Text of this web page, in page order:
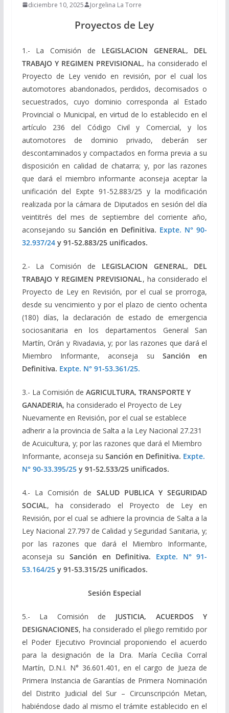
diciembre 10, 2025 Jorgelina La Torre
Proyectos de Ley
1.- La Comisión de LEGISLACION GENERAL, DEL
TRABAJO Y REGIMEN PREVISIONAL, ha considerado el
Proyecto de Ley venido en revisión, por el cual los
automotores abandonados, perdidos, decomisados o
secuestrados, cuyo dominio corresponda al Estado
Provincial o Municipal, en virtud de lo establecido en el
artículo 236 del Código Civil y Comercial, y los
automotores de dominio privado, deberán ser
descontaminados y compactados en forma previa a su
disposición en calidad de chatarra; y, por las razones
que dará el miembro informante aconseja aceptar la
unificación del Expte 91-52.883/25 y la modificación
realizada por la cámara de Diputados en sesión del día
veintitrés del mes de septiembre del corriente año,
aconsejando su Sanción en Definitiva. Expte. N° 90-
32.937/24y 91-52.883/25 unificados.
2.- La Comisión de LEGISLACION GENERAL, DEL
TRABAJO Y REGIMEN PREVISIONAL, ha considerado el
Proyecto de Ley en Revisión, por el cual se prorroga,
desde su vencimiento y por el plazo de ciento ochenta
(180) días, la declaración de estado de emergencia
sociosanitaria en los departamentos General San
Martín, Orán y Rivadavia, y; por las razones que dará el
Miembro Informante, aconseja su Sanción en
Definitiva. Expte. N° 91-53.361/25.
3.- La Comisión de AGRICULTURA, TRANSPORTE Y
GANADERIA, ha considerado el Proyecto de Ley
Nuevamente en Revisión, por el cual se establece
adherir a la provincia de Salta a la Ley Nacional 27.231
de Acuicultura, y; por las razones que dará el Miembro
Informante, aconseja su Sanción en Definitiva. Expte.
N° 90-33.395/25y 91-52.533/25 unificados.
4.- La Comisión de SALUD PUBLICA Y SEGURIDAD
SOCIAL, ha considerado el Proyecto de Ley en
Revisión, por el cual se adhiere la provincia de Salta a la
Ley Nacional 27.797 de Calidad y Seguridad Sanitaria, y;
por las razones que dará el Miembro Informante,
aconseja suSanción en Definitiva. Expte. N° 91-
53.164/25y 91-53.315/25 unificados.
Sesión Especial
5.- La Comisión de JUSTICIA, ACUERDOS Y
DESIGNACIONES, ha considerado el pliego remitido por
el Poder Ejecutivo Provincial proponiendo el acuerdo
para la designación de la Dra. María Cecilia Corral
Martín, D.N.I. N° 36.601.401, en el cargo de Jueza de
Primera Instancia de Garantías de Primera Nominación
del Distrito Judicial del Sur – Circunscripción Metan,
habiéndose dado al mismo el trámite establecido en el